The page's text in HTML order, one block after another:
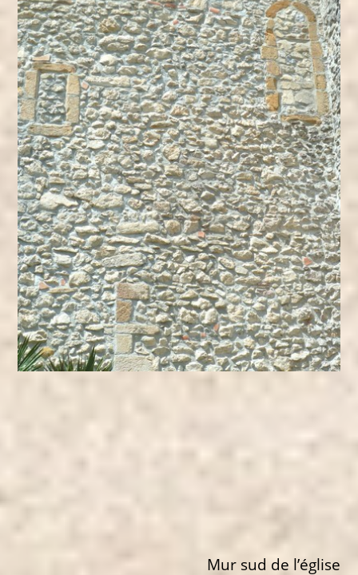
Mur sud de l’église